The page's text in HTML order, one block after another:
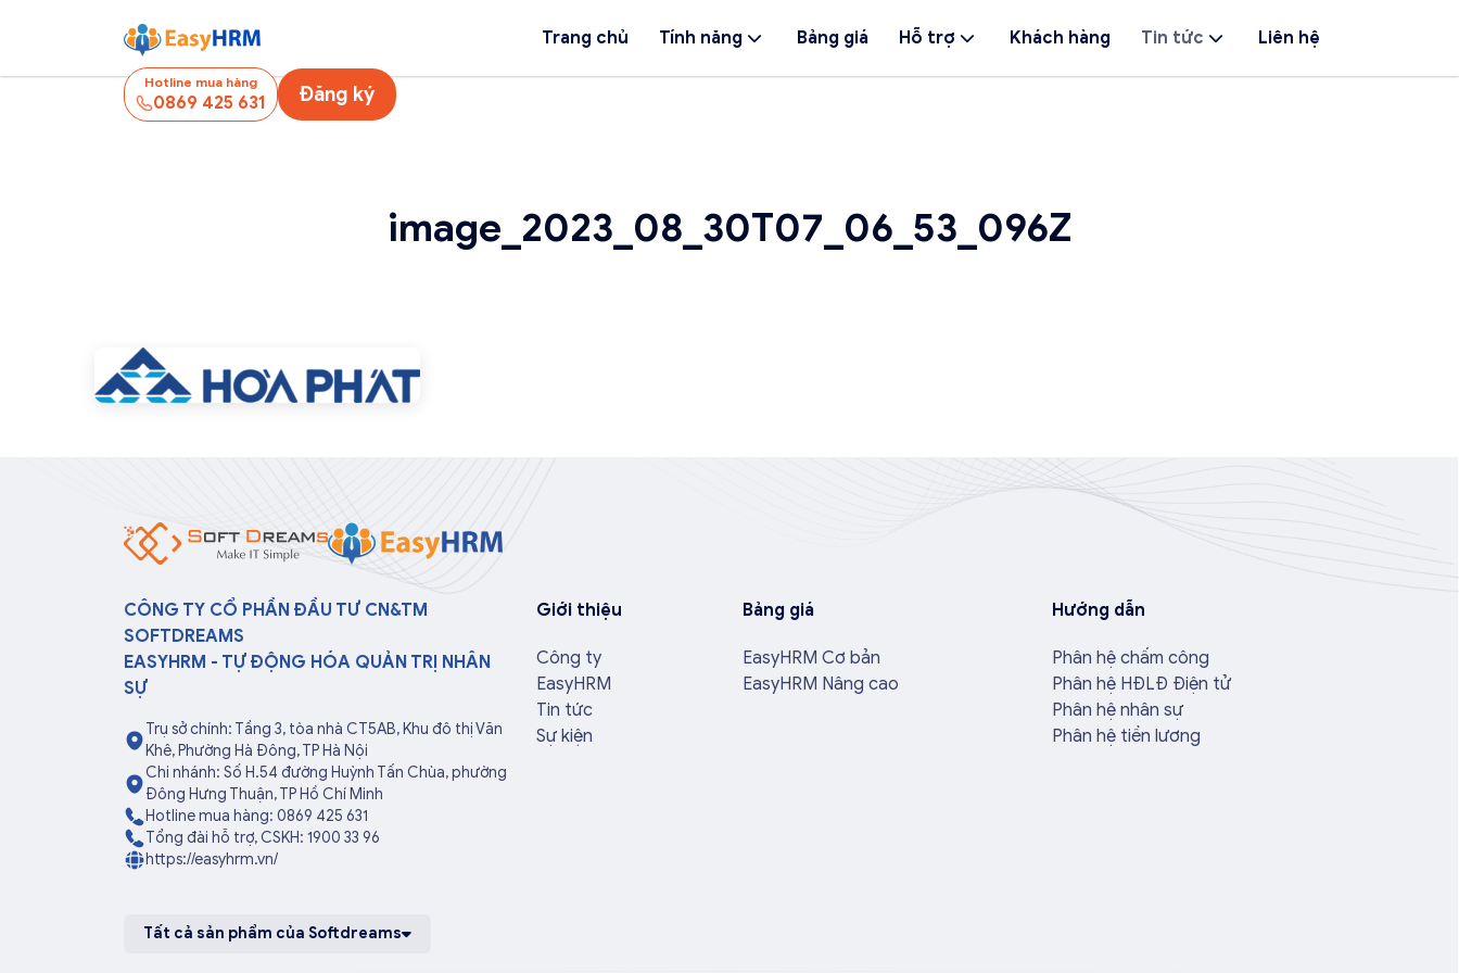
Trang chủ Tính năng Bảng giá Hỗ trợ Khách hàng Tin tức Liên hệ
Hotline mua hàng
0869 425 631 Đăng ký
image_2023_08_30T07_06_53_096Z
CÔNG TY CỔ PHẦN ĐẦU TƯ CN&TM
SOFTDREAMS
EASYHRM - TỰ ĐỘNG HÓA QUẢN TRỊ NHÂN
SỰ
Trụ sở chính: Tầng 3, tòa nhà CT5AB, Khu đô thị Văn
Khê, Phường Hà Đông, TP Hà Nội
Chi nhánh: Số H.54 đường Huỳnh Tấn Chùa, phường
Đông Hưng Thuận, TP Hồ Chí Minh
Hotline mua hàng: 0869 425 631
Tổng đài hỗ trợ, CSKH: 1900 33 96
https://easyhrm.vn/
Giới thiệu
Công ty
EasyHRM
Tin tức
Sự kiện
Bảng giá
EasyHRM Cơ bản
EasyHRM Nâng cao
Hướng dẫn
Phân hệ chấm công
Phân hệ HĐLĐ Điện tử
Phân hệ nhân sự
Phân hệ tiền lương
Tất cả sản phẩm của Softdreams